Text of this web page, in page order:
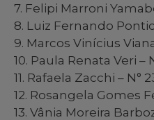
7. Felipi Marroni
8. Luiz Fernando
9. Marcos Vinícius
10. Paula Renata Veri –
11. Rafaela Zacchi – N°
12. Rosangela Gomes
13. Vânia Moreira